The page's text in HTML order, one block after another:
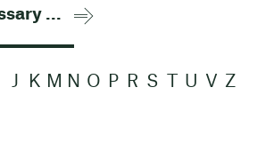
J K M N O P R S U V Z